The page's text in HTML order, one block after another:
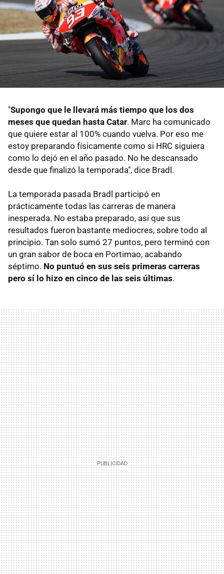
"Supongo que le llevará más tiempo que los dos
meses que quedan hasta Catar. Marc ha comunicado
que quiere estar al 100% cuando vuelva. Por eso me
estoy preparando físicamente como si HRC siguiera
como lo dejó en el año pasado. No he descansado
desde que finalizó la temporada", dice Bradl.
La temporada pasada Bradl participó en
prácticamente todas las carreras de manera
inesperada. No estaba preparado, así que sus
resultados fueron bastante mediocres, sobre todo al
principio. Tan solo sumó 27 puntos, pero terminó con
un gran sabor de boca en Portimao, acabando
séptimo. No puntuó en sus seis primeras carreras
pero sí lo hizo en cinco de las seis últimas.